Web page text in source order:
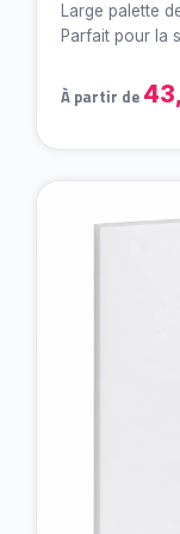
Large palette
Parfait pour la
À partir de